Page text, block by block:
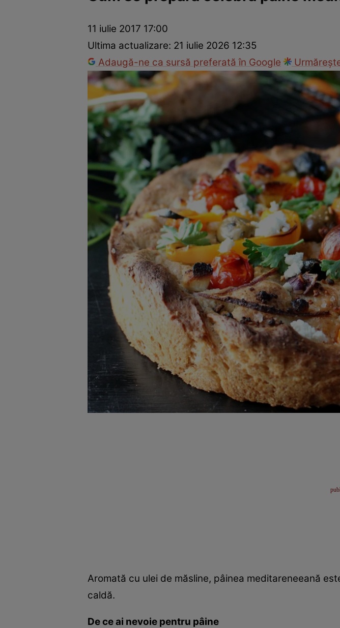
Mâncăruri rapideRețete cu legume
11 iulie 2017 17:00
Ultima actualizare: 21 iulie 2026 12:35
Adaugă-ne ca sursă preferată în Google
Aromată cu ulei de măsline, pâinea meditareneeană
caldă.
De ce ai nevoie pentru pâine